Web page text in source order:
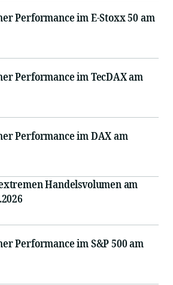
Performance im E-Stoxx 50 am
Performance im TecDAX am
Performance im DAX am
Handelsvolumen am
Performance im S&P 500 am